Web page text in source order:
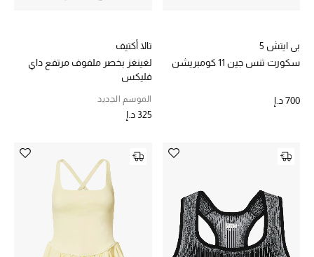
بي ايتش 5
سكورت تنس جين 11 كومبريشن
700 د.إ
تالا أكتيف
لغينغز بخصر ملفوف مرتفع داي
فليكس
الموسم الجديد
325 د.إ